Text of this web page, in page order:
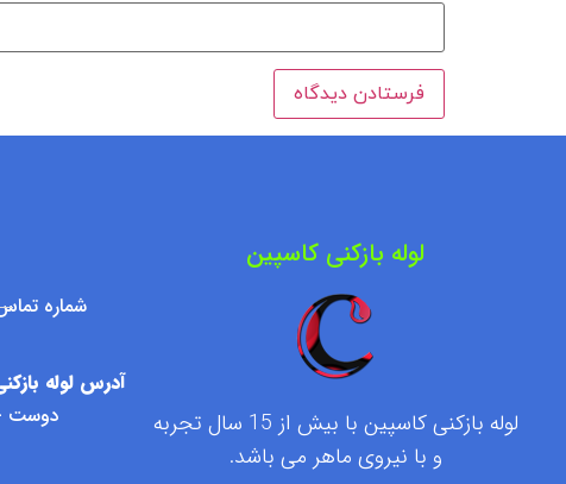
لوله بازکنی کاسپین
لوله بازکنی کاسپین با بیش از 15 سال تجربه
و با نیروی ماهر می باشد.
شماره تماس : ۰۹۱۲۷۶۰۹۵۰۰ آقای
آدرس لوله
دوست -